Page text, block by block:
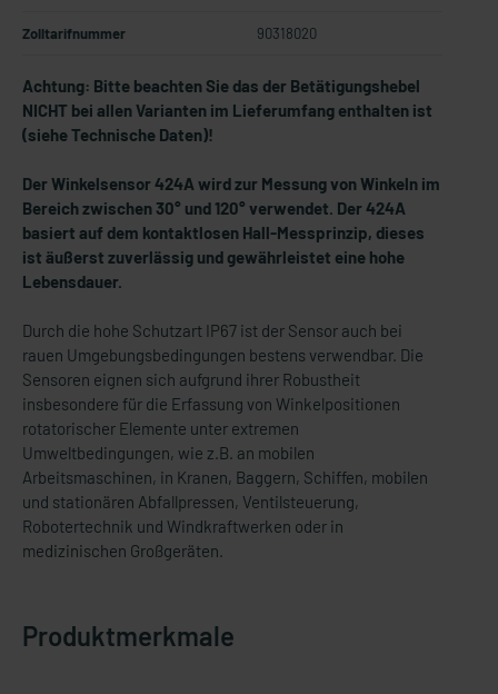
Zolltarifnummer 90318020
Achtung: Bitte beachten Sie das der Betätigungshebel
NICHT bei allen Varianten im Lieferumfang enthalten ist
(siehe Technische Daten)!
Der Winkelsensor 424A wird zur Messung von Winkeln im
Bereich zwischen 30° und 120° verwendet. Der 424A
basiert auf dem kontaktlosen Hall-Messprinzip, dieses
ist äußerst zuverlässig und gewährleistet eine hohe
Lebensdauer.
Durch die hohe Schutzart IP67 ist der Sensor auch bei
rauen Umgebungsbedingungen bestens verwendbar. Die
Sensoren eignen sich aufgrund ihrer Robustheit
insbesondere für die Erfassung von Winkelpositionen
rotatorischer Elemente unter extremen
Umweltbedingungen, wie z.B. an mobilen
Arbeitsmaschinen, in Kranen, Baggern, Schiffen, mobilen
und stationären Abfallpressen, Ventilsteuerung,
Robotertechnik und Windkraftwerken oder in
medizinischen Großgeräten.
Produktmerkmale